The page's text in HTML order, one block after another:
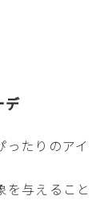
デ
たりのアイ
を与えること